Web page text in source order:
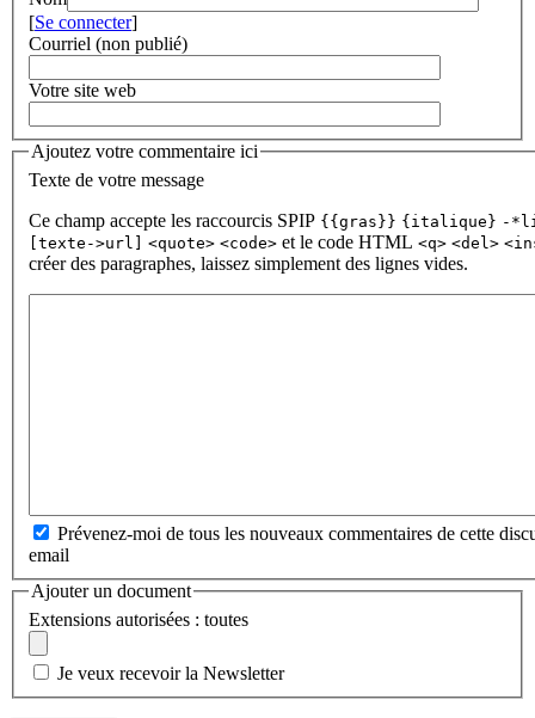
[Se connecter]
Courriel (non publié)
Votre site web
Ajoutez votre commentaire ici
Texte de votre message
Ce champ accepte les raccourcis SPIP {{gras}} {italique} -
[texte->url]
<quote> <code> et le code HTML <q> <del>
créer des paragraphes, laissez simplement des lignes vides.
Prévenez-moi de tous les nouveaux commentaires de cette
email
Ajouter un document
Extensions autorisées : toutes
Je veux recevoir la Newsletter